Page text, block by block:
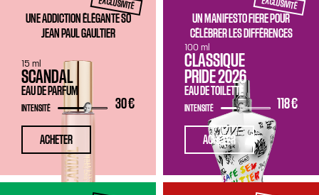
EXCLUSIVITÉ
UNE ADDICTION ÉLÉGANTE SO
JEAN PAUL GAULTIER
SCANDAL
EAU DE PARFUM
30 €
INTENSITÉ
15 ml
ACHETER
EXCLUSIVITÉ
UN MANIFESTO FIERE POUR
CÉLÉBRER LES DIFFÉRENCES
CLASSIQUE
PRIDE 2026
EAU DE TOILETTE
118 €
INTENSITÉ
100 ml
ACHETER